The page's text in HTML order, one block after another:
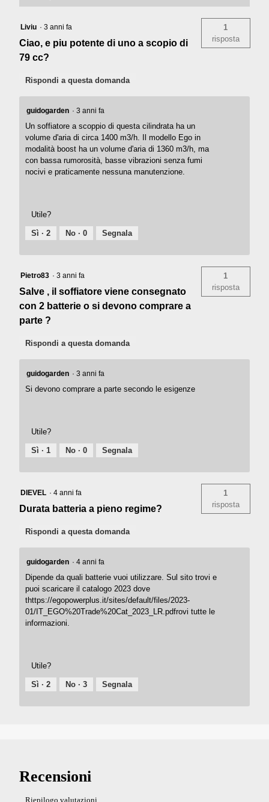
Liviu · 3 anni fa
Ciao, e piu potente di uno a scopio di
79 cc?
1
risposta
Rispondi a questa domanda
guidogarden · 3 anni fa
Un soffiatore a scoppio di questa cilindrata ha un
volume d'aria di circa 1400 m3/h. Il modello Ego in
modalità boost ha un volume d'aria di 1360 m3/h, ma
con bassa rumorosità, basse vibrazioni senza fumi
nocivi e praticamente nessuna manutenzione.
Utile?
Sì ·2 No ·0 Segnala
Pietro83 · 3 anni fa
Salve , il soffiatore viene consegnato
con 2 batterie o si devono comprare a
parte ?
1
risposta
Rispondi a questa domanda
guidogarden · 3 anni fa
Si devono comprare a parte secondo le esigenze
Utile?
Sì ·1 No ·0 Segnala
DIEVEL · 4 anni fa
Durata batteria a pieno regime?
1
risposta
Rispondi a questa domanda
guidogarden · 4 anni fa
Dipende da quali batterie vuoi utilizzare. Sul sito trovi e
puoi scaricare il catalogo 2023 dove
thttps://egopowerplus.it/sites/default/files/2023-
01/IT_EGO%20Trade%20Cat_2023_LR.pdfrovi tutte le
informazioni.
Utile?
Sì ·2 No ·3 Segnala